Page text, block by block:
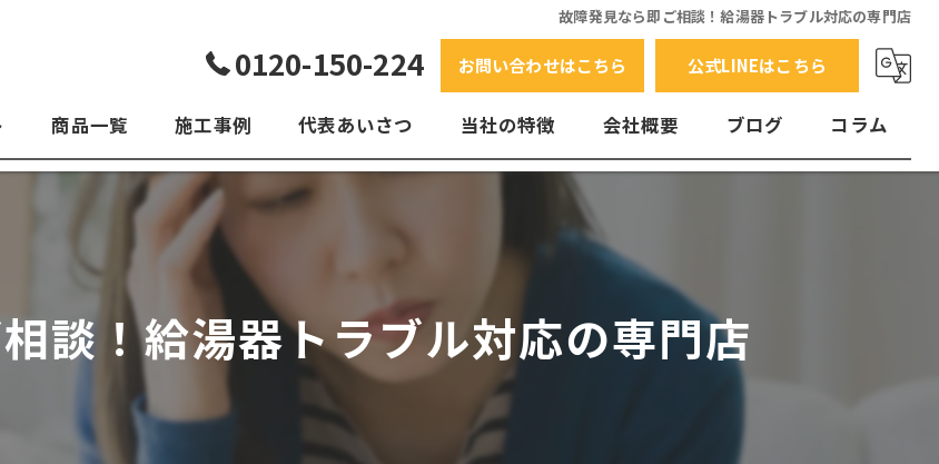
故障発見なら即ご相談！給湯器トラブル対応の専門店
0120-150-224 お問い合わせはこちら 公式LINEはこちら
商品一覧
よくある質問
施工事例 代表あいさつ 当社の特徴
故障
会社概要 ブログ コラム
談！給湯器トラブル対応の専門店